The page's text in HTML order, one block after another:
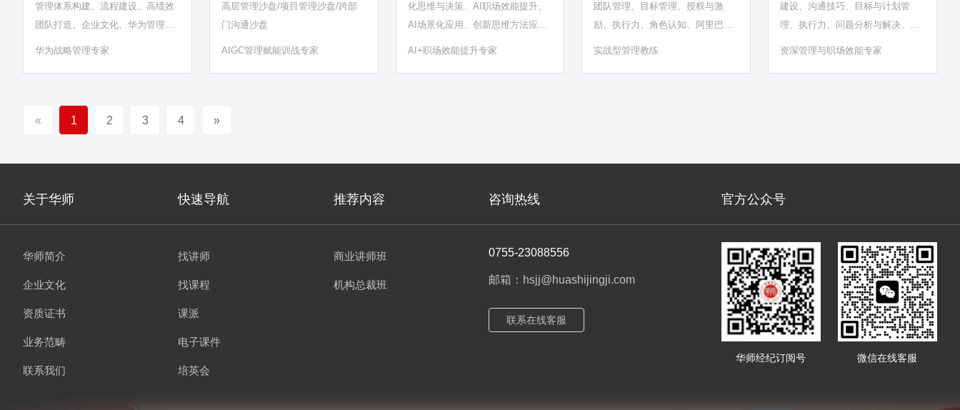
管理体系构建、流程建设、高绩效
团队打造、企业文化、华为管理体
系
华为战略管理专家
高层管理沙盘/项目管理沙盘/跨部
门沟通沙盘
AIGC管理赋能训战专家
化思维与决策、AI职场效能提升、
AI场景化应用、创新思维方法应用
及团队管理……
AI+职场效能提升专家
团队管理、目标管理、授权与激
励、执行力、角色认知、阿里巴巴
管理三板斧
实战型管理教练
建设、沟通技巧、目标与计划管
理、执行力、问题分析与解决、创
新思维、职场效能、AI⁺管理场景化
资深管理与职场效能专家
« 1 2 3 4 »
关于华师 快速导航 推荐内容 咨询热线 官方公众号
华师简介
企业文化
资质证书
业务范畴
联系我们
找讲师
找课程
课派
电子课件
培英会
商业讲师班
机构总裁班
0755-23088556
邮箱：hsjj@huashijingji.com
联系在线客服
华师经纪订阅号 微信在线客服